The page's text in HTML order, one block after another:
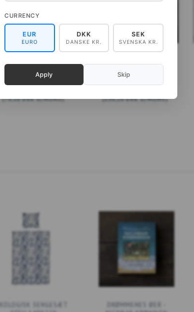
99,00 DKK
(79,20 DKKU/MOMS)
249,00 DKK
(199,20 DKKU/MOMS)
SENGESÆT
DRØMMENES ØER -
CURRENCY
EUR
EURO
DKK
DANSKE KR.
SEK
SVENSKA KR.
Apply Skip